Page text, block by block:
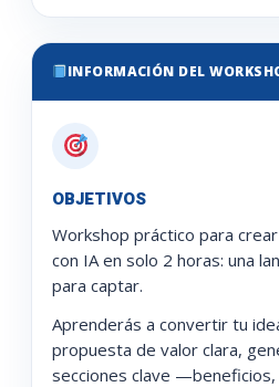
INFORMACIÓN DEL
OBJETIVOS
Workshop práctico para
con IA en solo 2 horas: una
para captar.
Aprenderás a convertir tu
propuesta de valor clara,
secciones clave